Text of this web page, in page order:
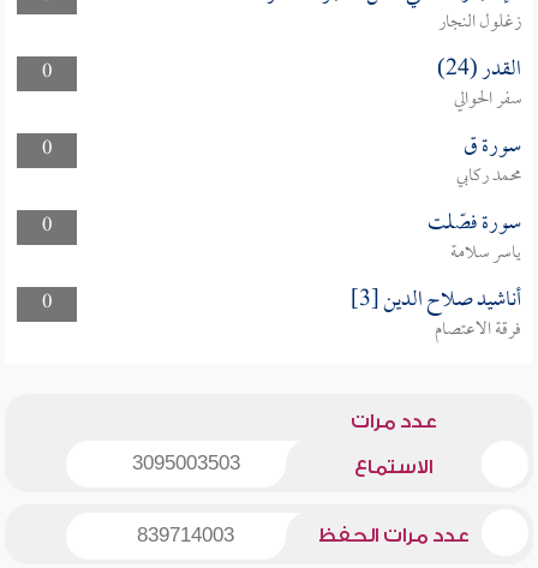
زغلول النجار
0
القدر (24)
سفر الحوالي
0
سورة ق
محمد ركابي
0
سورة فصّلت
ياسر سلامة
0
أناشيد صلاح الدين [3]
فرقة الاعتصام
عدد مرات
الاستماع 3095003503
عدد مرات الحفظ 839714003